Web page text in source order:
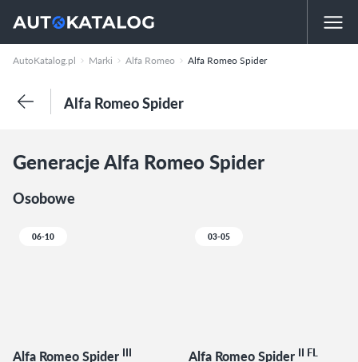
AutoKatalog.pl Marki Alfa Romeo Alfa Romeo Spider
Alfa Romeo Spider
Generacje Alfa Romeo Spider
Osobowe
06-10
Alfa Romeo Spider III
03-05
Alfa Romeo Spider II FL